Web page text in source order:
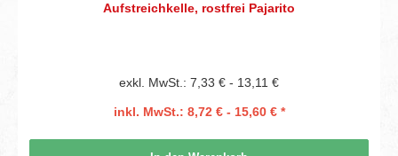
Aufstreichkelle, rostfrei Pajarito
exkl. MwSt.: 7,33 € - 13,11 €
inkl. MwSt.: 8,72 € - 15,60 € *